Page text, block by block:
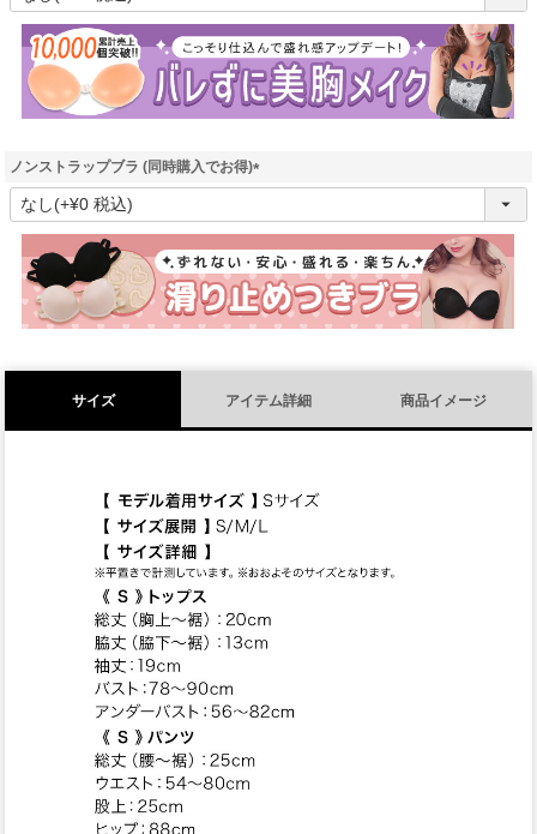
須
)
ノンストラップブラ (同時購入でお得)
(
須
)
サイズ アイテム詳細 商品イメージ